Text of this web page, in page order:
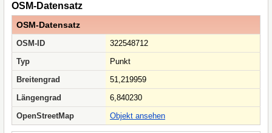
OSM-Datensatz
OSM-Datensatz
OSM-ID
322548712
Typ
Punkt
Breitengrad
51,219959
Längengrad
6,840230
OpenStreetMap
Objekt ansehen